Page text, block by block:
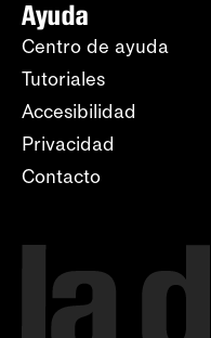
Ayuda
Centro de ayuda
Tutoriales
Accesibilidad
Privacidad
Contacto